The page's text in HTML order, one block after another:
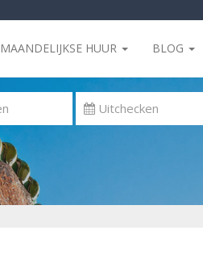
MAANDELIJKSE HUUR BLOG